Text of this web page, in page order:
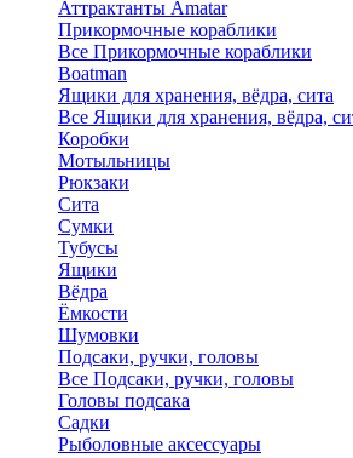
Аттрактанты Amatar
Прикормочные кораблики
Все Прикормочные кораблики
Boatman
Ящики для хранения, вёдра, сита
Все Ящики для хранения, вёдра,
Коробки
Мотыльницы
Рюкзаки
Сита
Сумки
Тубусы
Ящики
Вёдра
Ёмкости
Шумовки
Подсаки, ручки, головы
Все Подсаки, ручки, головы
Головы подсака
Садки
Рыболовные аксессуары